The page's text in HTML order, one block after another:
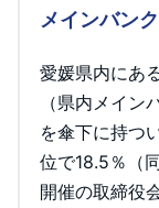
メインバン
愛媛県内にあ
（県内メイ
を傘下に持つ
位で18.5％（
開催の取締役